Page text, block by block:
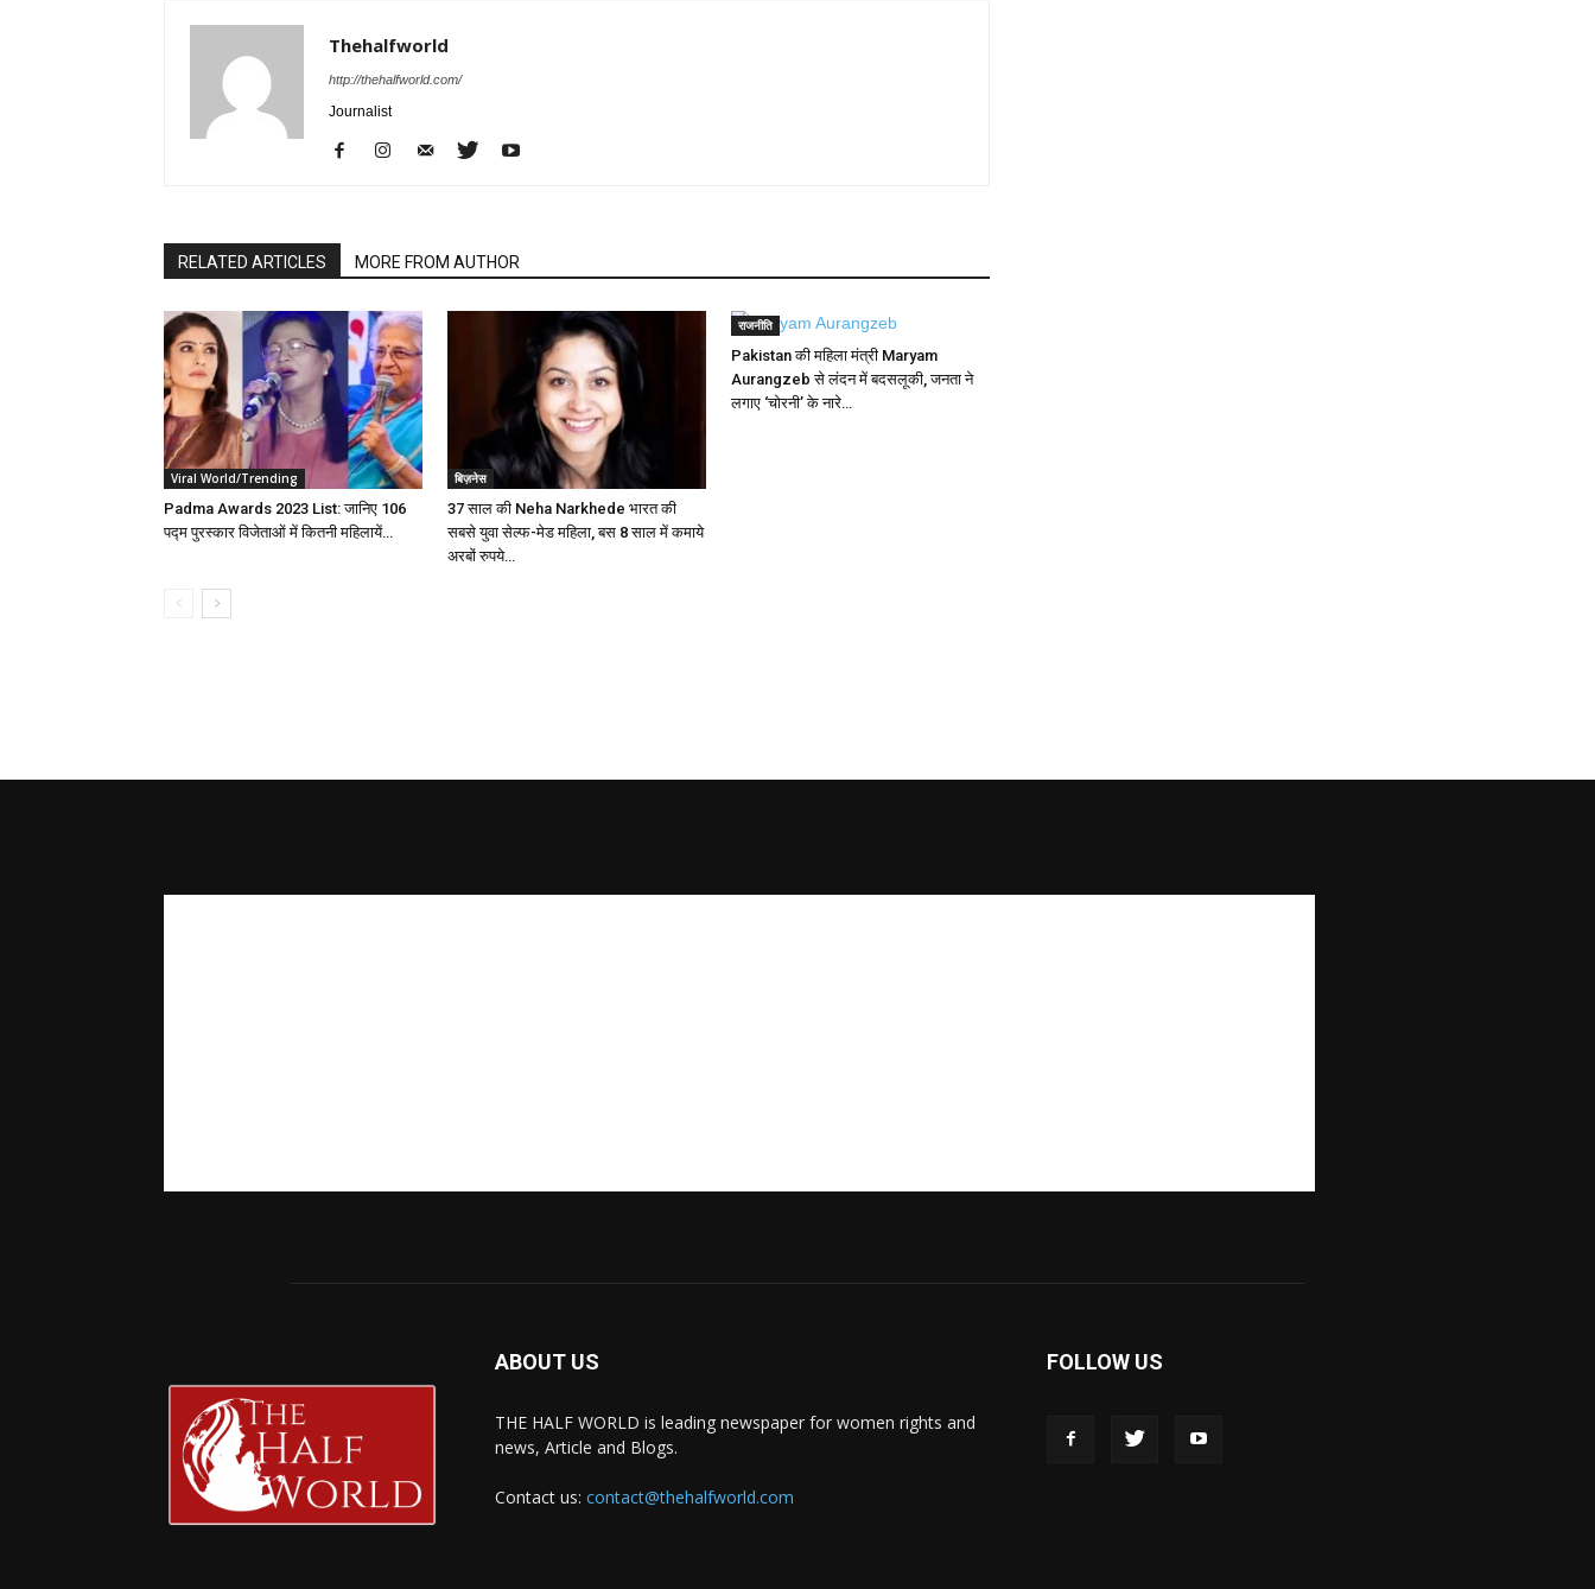
Thehalfworld
http://thehalfworld.com/
Journalist
RELATED ARTICLES MORE FROM AUTHOR
Viral World/Trending
Padma Awards 2023 List: जानिए 106
पद्म पुरस्कार विजेताओं में कितनी महिलायें…
बिज़नेस
37 साल की Neha Narkhede भारत की
सबसे युवा सेल्फ-मेड महिला, बस 8 साल में कमाये
अरबों रुपये…
राजनीति
Pakistan की महिला मंत्री Maryam
Aurangzeb से लंदन में बदसलूकी, जनता ने
लगाए ‘चोरनी’ के नारे…
ABOUT US
THE HALF WORLD is leading newspaper for women rights and
news, Article and Blogs.
Contact us: contact@thehalfworld.com
FOLLOW US